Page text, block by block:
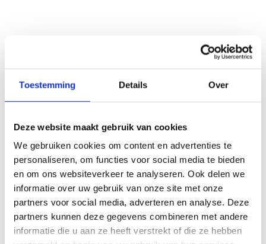
Toestemming Details Over
Deze website maakt gebruik van cookies
We gebruiken cookies om content en advertenties te
personaliseren, om functies voor social media te bieden
en om ons websiteverkeer te analyseren. Ook delen we
informatie over uw gebruik van onze site met onze
partners voor social media, adverteren en analyse. Deze
partners kunnen deze gegevens combineren met andere
informatie die u aan ze heeft verstrekt of die ze hebben